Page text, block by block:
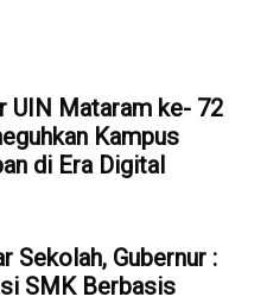
UIN Mataram ke- 72
Kampus
di Era Digital
Sekolah, Gubernur :
SMK Berbasis